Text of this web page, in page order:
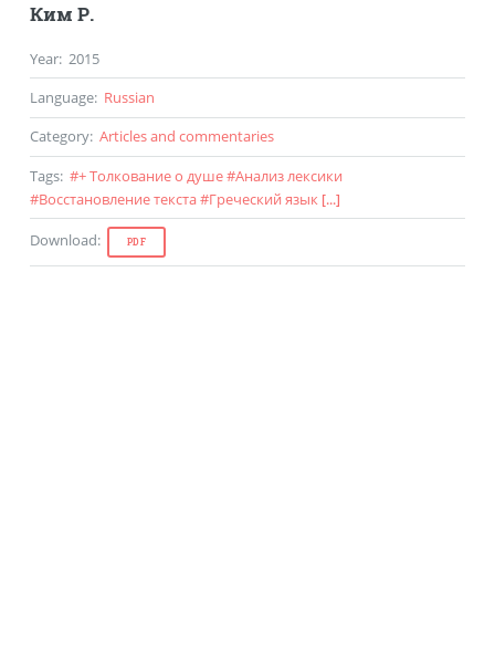
Ким Р.
Year: 2015
Language: Russian
Category: Articles and commentaries
Tags: #+ Толкование о душе#Анализ лексики
#Восстановление текста#Греческий язык [...]
Download: PDF